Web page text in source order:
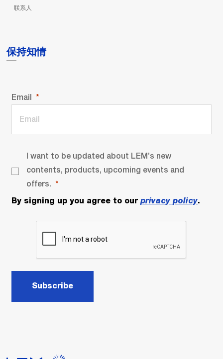
联系人
保持知情
Email
I want to be updated about LEM’s new
contents, products, upcoming events and
offers.
By signing up you agree to our privacy policy.
Subscribe